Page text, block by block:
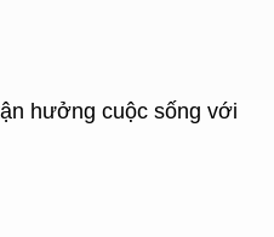
hưởng cuộc sống với